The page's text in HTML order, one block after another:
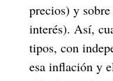
precios) y
interés). Así,
tipos, con
esa inflación y